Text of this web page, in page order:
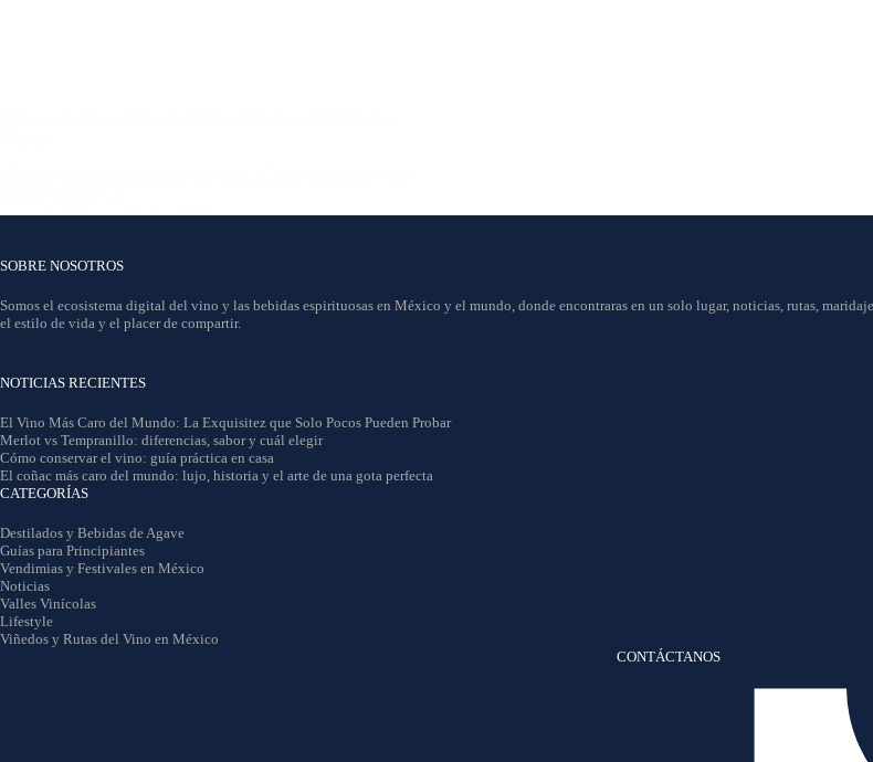
Paulina
2 junio, 2020
SOBRE NOSOTROS
Somos el ecosistema digital del vino y las bebidas espirituosas en México y el mundo, donde encontraras en un solo lugar, noticias, rutas,
el estilo de vida y el placer de compartir.
NOTICIAS RECIENTES
El Vino Más Caro del Mundo: La Exquisitez que Solo Pocos Pueden Probar
Merlot vs Tempranillo: diferencias, sabor y cuál elegir
Cómo conservar el vino: guía práctica en casa
El coñac más caro del mundo: lujo, historia y el arte de una gota perfecta
CATEGORÍAS
Destilados y Bebidas de Agave
Guías para Principiantes
Vendimias y Festivales en México
Noticias
Valles Vinícolas
Lifestyle
Viñedos y Rutas del Vino en México
CONTÁCTANOS